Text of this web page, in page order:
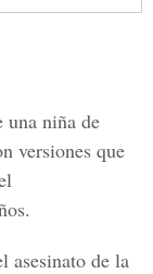
una niña de
versiones que
asesinato de la